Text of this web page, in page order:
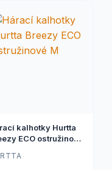
kalhotky Hurtta
ECO ostružinové